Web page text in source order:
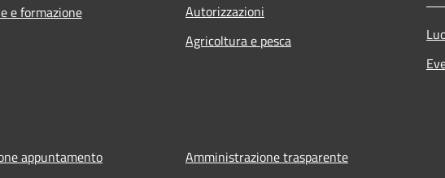
e formazione
Autorizzazioni
Agricoltura e pesca
appuntamento
Amministrazione trasparente